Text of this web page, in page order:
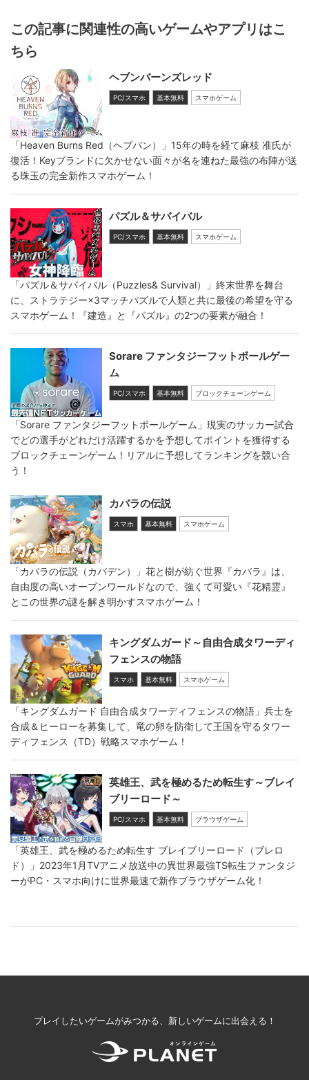
この記事に関連性の高いゲームやアプリはこ
ちら
ヘブンバーンズレッド
PC/スマホ 基本無料 スマホゲーム
「Heaven Burns Red（ヘブバン）」15年の時を経て麻枝 准氏が
復活！Keyブランドに欠かせない面々が名を連ねた最強の布陣が送
る珠玉の完全新作スマホゲーム！
パズル＆サバイバル
PC/スマホ 基本無料 スマホゲーム
「パズル＆サバイバル（Puzzles& Survival）」終末世界を舞台
に、ストラテジー×3マッチパズルで人類と共に最後の希望を守る
スマホゲーム！『建造』と『パズル』の2つの要素が融合！
Sorare ファンタジーフットボールゲー
ム
PC/スマホ 基本無料 ブロックチェーンゲーム
「Sorare ファンタジーフットボールゲーム」現実のサッカー試合
でどの選手がどれだけ活躍するかを予想してポイントを獲得する
ブロックチェーンゲーム！リアルに予想してランキングを競い合
う！
カバラの伝説
スマホ 基本無料 スマホゲーム
「カバラの伝説（カバデン）」花と樹が紡ぐ世界『カバラ』は、
自由度の高いオープンワールドなので、強くて可愛い『花精霊』
とこの世界の謎を解き明かすスマホゲーム！
キングダムガード～自由合成タワーディ
フェンスの物語
スマホ 基本無料 スマホゲーム
「キングダムガード 自由合成タワーディフェンスの物語」兵士を
合成＆ヒーローを募集して、竜の卵を防衛して王国を守るタワー
ディフェンス（TD）戦略スマホゲーム！
英雄王、武を極めるため転生す～ブレイ
ブリーロード～
PC/スマホ 基本無料 ブラウザゲーム
「英雄王、武を極めるため転生す ブレイブリーロード（ブレロ
ド）」2023年1月TVアニメ放送中の異世界最強TS転生ファンタジ
ーがPC・スマホ向けに世界最速で新作ブラウザゲーム化！
プレイしたいゲームがみつかる、新しいゲームに出会える！